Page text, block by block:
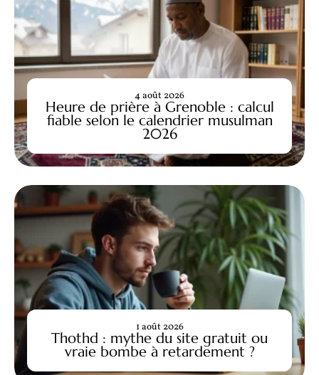
Heure de prière à Grenoble : calcul
fiable selon le calendrier musulman
2026
4 août 2026
Thothd : mythe du site gratuit ou
vraie bombe à retardement ?
1 août 2026